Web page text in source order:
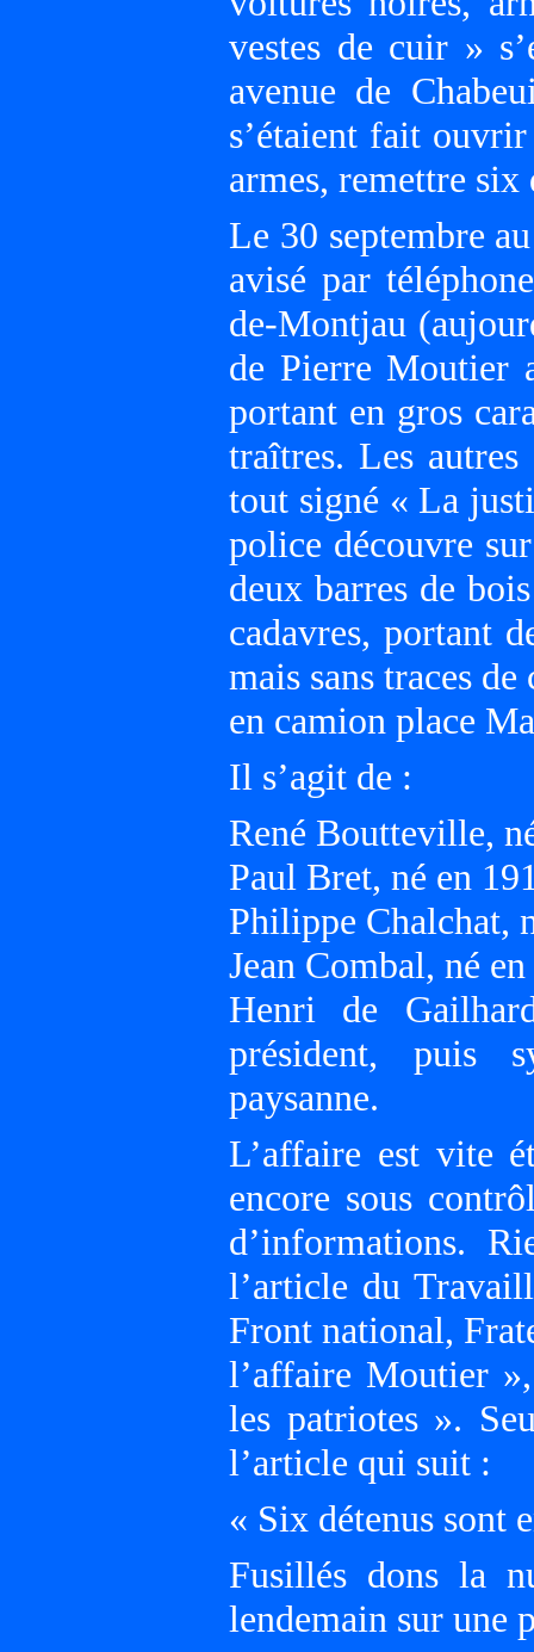
vestes de cuir »
avenue de
s’étaient fait
armes, remettre six
Le 30 septembre
avisé par
de-Montjau
de Pierre Moutier
portant en gros
traîtres. Les
tout signé « La
police découvre
deux barres de
cadavres, portant
mais sans traces
en camion place
Il s’agit de :
René Boutteville,
Paul Bret, né en
Philippe Chalchat,
Jean Combal, né
Henri de
président, puis
paysanne.
L’affaire est vite
encore sous
d’informations.
l’article du
Front national,
l’affaire Moutier
les patriotes ».
l’article qui suit :
« Six détenus sont
Fusillés dons la
lendemain sur une